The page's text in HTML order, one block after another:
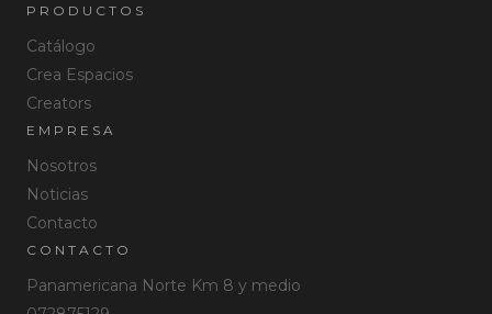
PRODUCTOS
Catálogo
Crea Espacios
Creators
EMPRESA
Nosotros
Noticias
Contacto
CONTACTO
Panamericana Norte Km 8 y medio